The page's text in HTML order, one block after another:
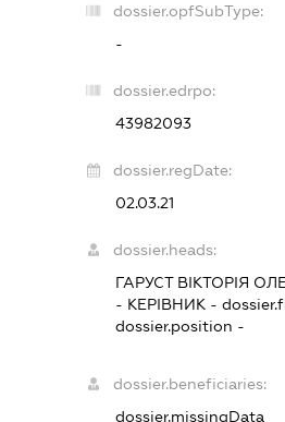
dossier.opfSubType:
-
dossier.edrpo:
43982093
dossier.regDate:
02.03.21
dossier.heads:
ГАРУСТ ВІКТОРІЯ
- КЕРІВНИК -
dossier.position -
dossier.beneficiaries:
dossier.missingData